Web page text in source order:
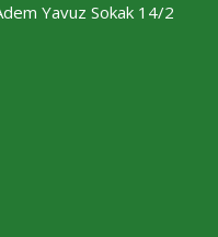
Yavuz Sokak 14/2